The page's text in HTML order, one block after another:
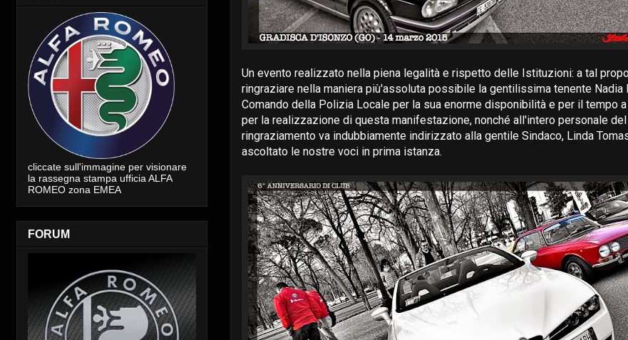
Un evento realizzato nella piena legalità e rispetto delle Istituzioni: a tal
ringraziare nella maniera più'assoluta possibile la gentilissima tenente Nadia
Comando della Polizia Locale per la sua enorme disponibilità e per il tempo
per la realizzazione di questa manifestazione, nonché all'intero personale
ringraziamento va indubbiamente indirizzato alla gentile Sindaco, Linda
ascoltato le nostre voci in prima istanza.
cliccate sull'immagine per visionare
la rassegna stampa ufficia ALFA
ROMEO zona EMEA
FORUM